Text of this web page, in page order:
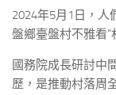
2024年5月1日，人
盤鄉臺盤村不雅看“
國務院成長研討中
歷，是推動村落周